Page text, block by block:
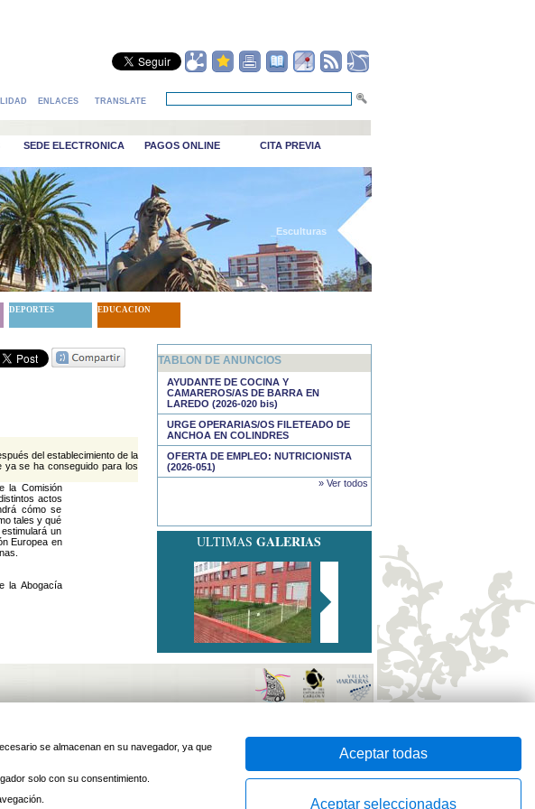
ENLACES TRANSLATE
SEDE ELECTRONICA PAGOS ONLINE CITA PREVIA
_Esculturas
DEPORTES EDUCACION
del establecimiento de la
ya se ha conseguido para los
la Comisión
actos
cómo se
tales y qué
un
Europea en
la Abogacía
TABLON DE ANUNCIOS
AYUDANTE DE COCINA Y
CAMAREROS/AS DE BARRA EN
LAREDO (2026-020 bis)
URGE OPERARIAS/OS FILETEADO DE
ANCHOA EN COLINDRES
OFERTA DE EMPLEO: NUTRICIONISTA
(2026-051)
» Ver todos
ULTIMASGALERIAS
Desarrollado por
se almacenan en su navegador, ya que
solo con su consentimiento.
Aceptar todas
Aceptar seleccionadas